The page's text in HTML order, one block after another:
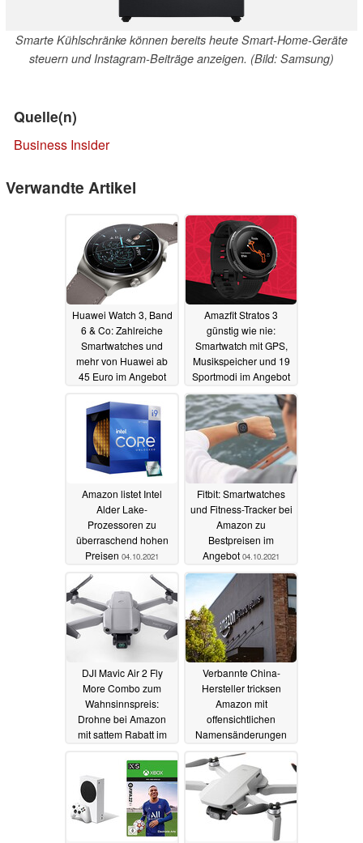
Smarte Kühlschränke können bereits heute Smart-Home-Geräte
steuern und Instagram-Beiträge anzeigen. (Bild: Samsung)
Quelle(n)
Business Insider
Verwandte Artikel
Huawei Watch 3, Band
6 & Co: Zahlreiche
Smartwatches und
mehr von Huawei ab
45 Euro im Angebot
Amazfit Stratos 3
günstig wie nie:
Smartwatch mit GPS,
Musikspeicher und 19
Sportmodi im Angebot
05.10.2021
Amazon listet Intel
Alder Lake-
Prozessoren zu
überraschend hohen
Preisen 04.10.2021
Fitbit: Smartwatches
und Fitness-Tracker bei
Amazon zu
Bestpreisen im
Angebot 04.10.2021
DJI Mavic Air 2 Fly
More Combo zum
Wahnsinnspreis:
Drohne bei Amazon
mit sattem Rabatt im
Verbannte China-
Hersteller tricksen
Amazon mit
offensichtlichen
Namensänderungen
01.10.2021